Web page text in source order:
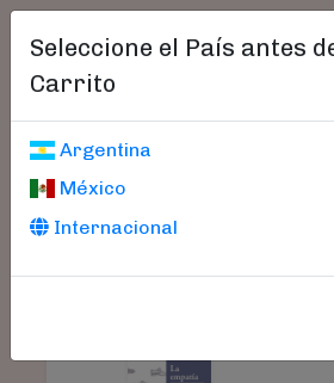
Seleccione el País antes
Carrito
Argentina
México
Internacional
Carrito De
PRODUCTO